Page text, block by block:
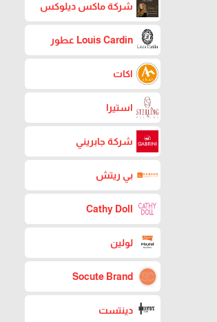
شركة ماكس ديلوكس
Louis Cardin عطور
اكات
استيرا
شركة جابريني
بي ريتش
Cathy Doll
لولين
Socute Brand
دينتست